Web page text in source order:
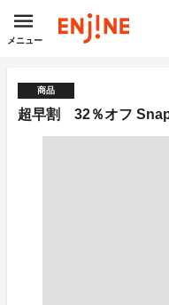
メニュー
商品
超早割 32％オフ